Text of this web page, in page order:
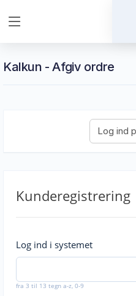
Kalkun - Afgiv ordre
Kunderegistrering
Log ind i systemet
fra 3 til 13 tegn a-z, 0-9